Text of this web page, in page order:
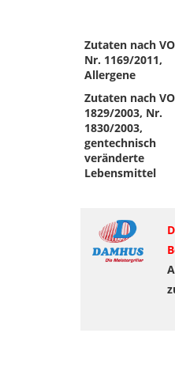
Zutaten nach
Nr. 1169/2011,
Allergene
Zutaten nach VO
1829/2003, Nr.
1830/2003,
gentechnisch
veränderte
Lebensmittel